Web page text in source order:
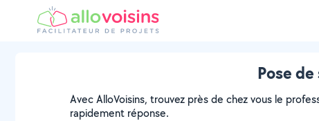
Pose
Avec AlloVoisins, trouvez près de chez vous le
rapidement réponse.